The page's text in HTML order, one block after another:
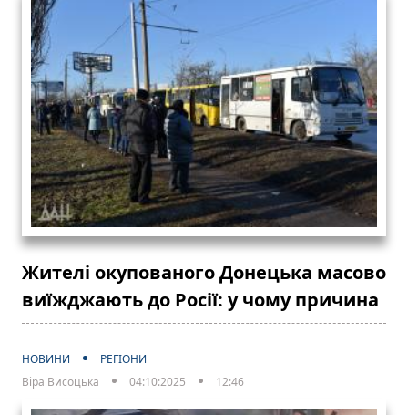
Жителі окупованого Донецька масово
виїжджають до Росії: у чому причина
НОВИНИ
РЕГІОНИ
Віра Висоцька
04:10:2025 12:46